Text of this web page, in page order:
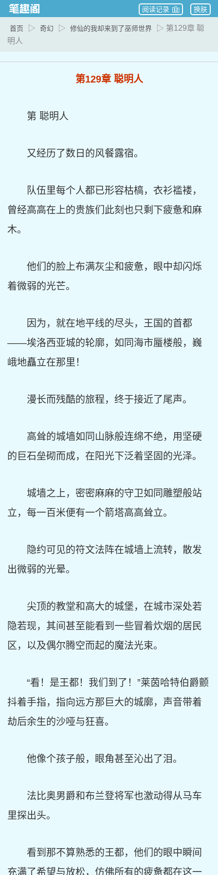
换肤
阅读记录
首页 ▷ 奇幻 ▷ 修仙的我却来到了巫师世界
▷ 第129章 聪
明人
第129章 聪明人
第 聪明人
又经历了数日的风餐露宿。
队伍里每个人都已形容枯槁，衣衫褴褛，
曾经高高在上的贵族们此刻也只剩下疲惫和麻
木。
他们的脸上布满灰尘和疲惫，眼中却闪烁
着微弱的光芒。
因为，就在地平线的尽头，王国的首都
——埃洛西亚城的轮廓，如同海市蜃楼般，巍
峨地矗立在那里！
漫长而残酷的旅程，终于接近了尾声。
高耸的城墙如同山脉般连绵不绝，用坚硬
的巨石垒砌而成，在阳光下泛着坚固的光泽。
城墙之上，密密麻麻的守卫如同雕塑般站
立，每一百米便有一个箭塔高高耸立。
隐约可见的符文法阵在城墙上流转，散发
出微弱的光晕。
尖顶的教堂和高大的城堡，在城市深处若
隐若现，其间甚至能看到一些冒着炊烟的居民
区，以及偶尔腾空而起的魔法光束。
“看！是王都！我们到了！”莱茵哈特伯爵颤
抖着手指，指向远方那巨大的城廓，声音带着
劫后余生的沙哑与狂喜。
他像个孩子般，眼角甚至沁出了泪。
法比奥男爵和布兰登将军也激动得从马车
里探出头。
看到那不算熟悉的王都，他们的眼中瞬间
充满了希望与放松，仿佛所有的疲惫都在这一